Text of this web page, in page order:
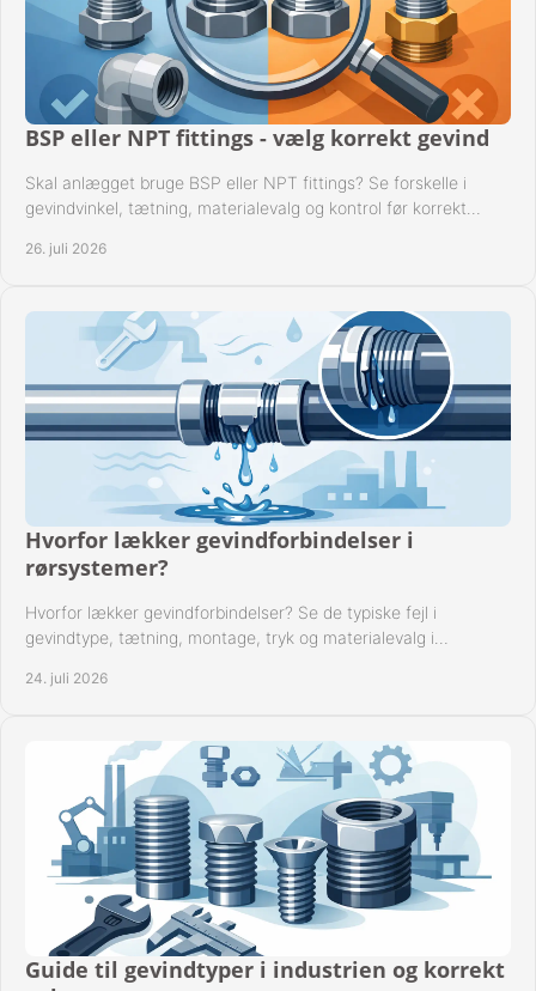
BSP eller NPT fittings - vælg korrekt gevind
Skal anlægget bruge BSP eller NPT fittings? Se forskelle i
gevindvinkel, tætning, materialevalg og kontrol før korrekt
26. juli 2026
Hvorfor lækker gevindforbindelser i
rørsystemer?
Hvorfor lækker gevindforbindelser? Se de typiske fejl i
gevindtype, tætning, montage, tryk og materialevalg i
24. juli 2026
Guide til gevindtyper i industrien og korrekt